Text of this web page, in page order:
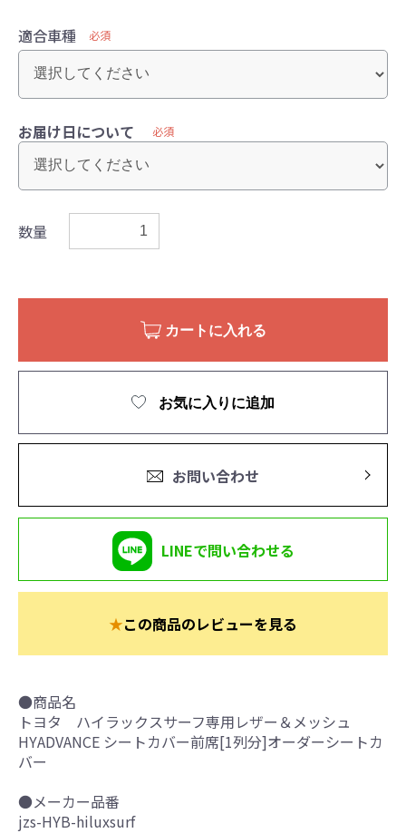
適合車種 必須
お届け日について 必須
数量
カートに入れる
お気に入りに追加
お問い合わせ
LINEで問い合わせる
★この商品のレビューを見る
●商品名
トヨタ ハイラックスサーフ専用レザー＆メッシュ
HYADVANCE シートカバー前席[1列分]オーダーシートカ
バー
●メーカー品番
jzs-HYB-hiluxsurf